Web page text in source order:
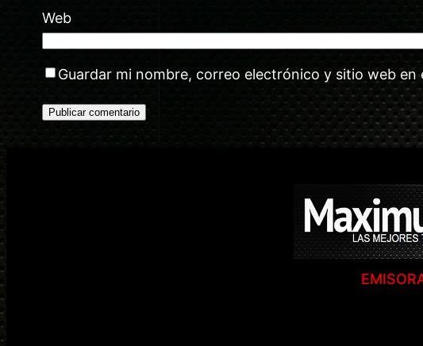
Web
Guardar mi nombre, correo electrónico y sitio web